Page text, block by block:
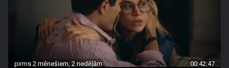
pirms 2 mēnešiem, 2 nedēļām 00:42:47